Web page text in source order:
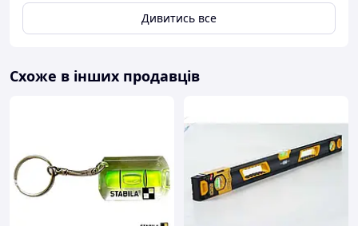
Дивитись все
Схоже в інших продавців